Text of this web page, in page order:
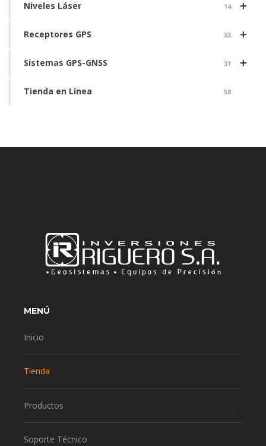
+
Niveles Láser 14
+
Receptores GPS 33
+
Sistemas GPS-GNSS 31
Tienda en Línea 58
MENÚ
Inicio
Tienda
Productos
Soporte Técnico